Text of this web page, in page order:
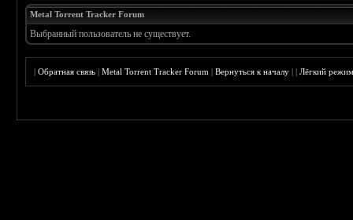
Metal Torrent Tracker Forum
Выбранный пользователь не существует.
|Обратная связь |Metal Torrent Tracker Forum |Вернуться к началу ||Лёгкий